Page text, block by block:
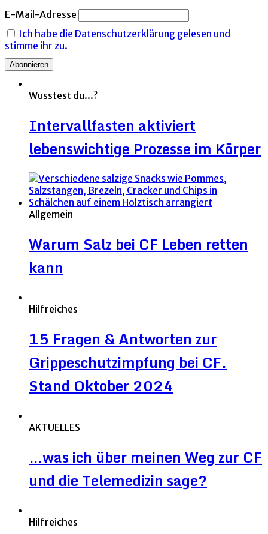
E-Mail-Adresse
Ich habe die Datenschutzerklärung gelesen und
stimme ihr zu.
Wusstest du...?
Intervallfasten aktiviert
lebenswichtige Prozesse im Körper
Allgemein
Warum Salz bei CF Leben retten
kann
Hilfreiches
15 Fragen & Antworten zur
Grippeschutzimpfung bei CF.
Stand Oktober 2024
AKTUELLES
…was ich über meinen Weg zur CF
und die Telemedizin sage?
Hilfreiches